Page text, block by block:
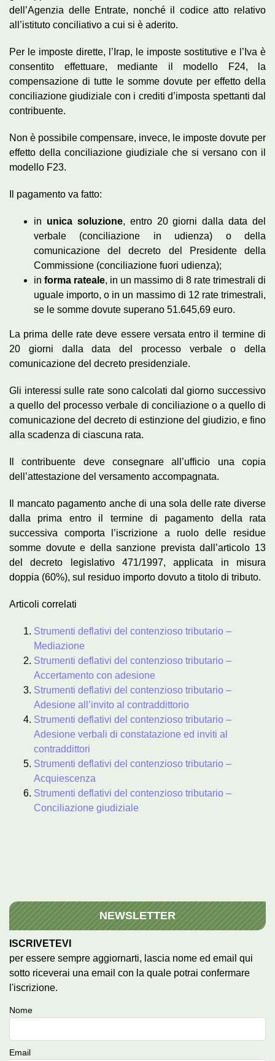
dell’Agenzia delle Entrate, nonché il codice atto relativo
all’istituto conciliativo a cui si è aderito.
Per le imposte dirette, l’Irap, le imposte sostitutive e l’Iva è
consentito effettuare, mediante il modello F24, la
compensazione di tutte le somme dovute per effetto della
conciliazione giudiziale con i crediti d’imposta spettanti dal
contribuente.
Non è possibile compensare, invece, le imposte dovute per
effetto della conciliazione giudiziale che si versano con il
modello F23.
Il pagamento va fatto:
in unica soluzione, entro 20 giorni dalla data del
verbale (conciliazione in udienza) o della
comunicazione del decreto del Presidente della
Commissione (conciliazione fuori udienza);
in forma rateale, in un massimo di 8 rate trimestrali di
uguale importo, o in un massimo di 12 rate trimestrali,
se le somme dovute superano 51.645,69 euro.
La prima delle rate deve essere versata entro il termine di
20 giorni dalla data del processo verbale o della
comunicazione del decreto presidenziale.
Gli interessi sulle rate sono calcolati dal giorno successivo
a quello del processo verbale di conciliazione o a quello di
comunicazione del decreto di estinzione del giudizio, e fino
alla scadenza di ciascuna rata.
Il contribuente deve consegnare all’ufficio una copia
dell’attestazione del versamento accompagnata.
Il mancato pagamento anche di una sola delle rate diverse
dalla prima entro il termine di pagamento della rata
successiva comporta l’iscrizione a ruolo delle residue
somme dovute e della sanzione prevista dall’articolo 13
del decreto legislativo 471/1997, applicata in misura
doppia (60%), sul residuo importo dovuto a titolo di tributo.
Articoli correlati
Strumenti deflativi del contenzioso tributario –
Mediazione
Strumenti deflativi del contenzioso tributario –
Accertamento con adesione
Strumenti deflativi del contenzioso tributario –
Adesione all’invito al contraddittorio
Strumenti deflativi del contenzioso tributario –
Adesione verbali di constatazione ed inviti al
contraddittori
Strumenti deflativi del contenzioso tributario –
Acquiescenza
Strumenti deflativi del contenzioso tributario –
Conciliazione giudiziale
NEWSLETTER
ISCRIVETEVI
per essere sempre aggiornarti, lascia nome ed email qui
sotto riceverai una email con la quale potrai confermare
l'iscrizione.
Nome
Email